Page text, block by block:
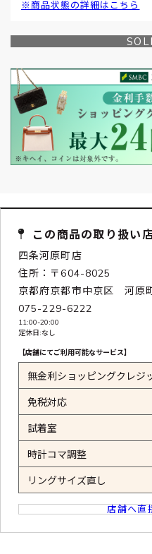
※商品状態の詳細はこちら
この商品の取り扱い
四条河原町店
住所：〒604-8025
京都府京都市中京区 河原
075-229-6222
11:00-20:00
定休日:なし
【店舗にてご利用可能なサービス】
無金利ショッピングクレジ
免税対応
試着室
時計コマ調整
リングサイズ直し
店舗へ直